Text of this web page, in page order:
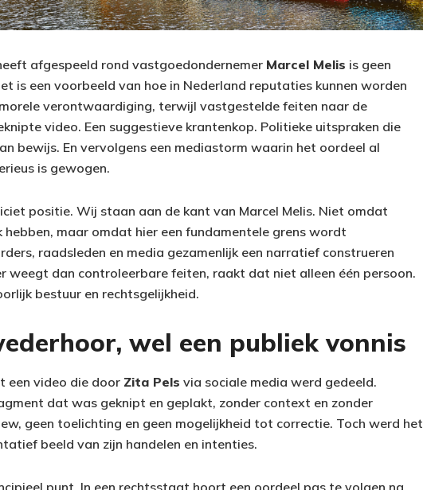
afgespeeld rond vastgoedondernemer Marcel Melis is geen
is een voorbeeld van hoe in Nederland reputaties kunnen worden
verontwaardiging, terwijl vastgestelde feiten naar de
video. Een suggestieve krantenkop. Politieke uitspraken die
bewijs. En vervolgens een mediastorm waarin het oordeel al
is gewogen.
positie. Wij staan aan de kant van Marcel Melis. Niet omdat
maar omdat hier een fundamentele grens wordt
raadsleden en media gezamenlijk een narratief construeren
weegt dan controleerbare feiten, raakt dat niet alleen één persoon.
bestuur en rechtsgelijkheid.
wel een publiek vonnis
een video die door Zita Pels via sociale media werd gedeeld.
dat was geknipt en geplakt, zonder context en zonder
geen toelichting en geen mogelijkheid tot correctie. Toch werd het
beeld van zijn handelen en intenties.